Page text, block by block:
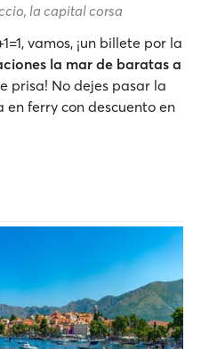
la capital corsa
vamos, ¡un billete por la
la mar de baratas a
prisa! No dejes pasar la
ferry con descuento en